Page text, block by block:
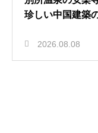
珍しい中国建築
2026.08.08